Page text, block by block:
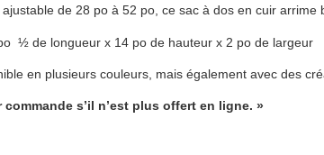
de 28 po à 52 po, ce sac à dos en cuir arrime
½ de longueur x 14 po de hauteur x 2 po de largeur
en plusieurs couleurs, mais également avec des
s’il n’est plus offert en ligne. »